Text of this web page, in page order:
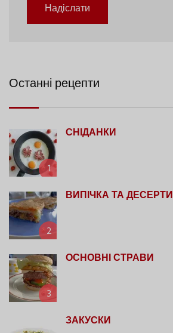
Надіслати
Останні рецепти
1
СНІДАНКИ
2
ВИПІЧКА ТА ДЕСЕРТИ
3
ОСНОВНІ СТРАВИ
ЗАКУСКИ